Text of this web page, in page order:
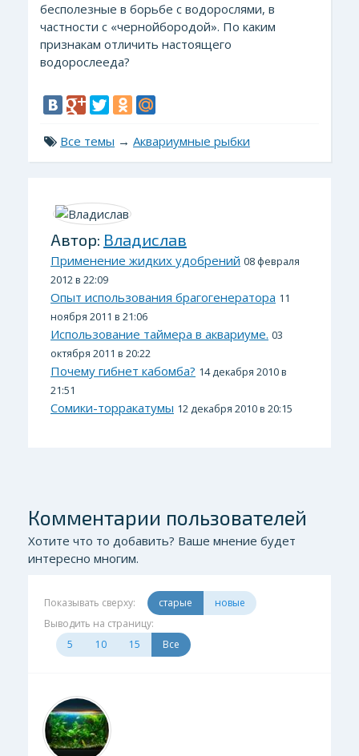
бесполезные в борьбе с водорослями, в
частности с «чернойбородой». По каким
признакам отличить настоящего
водорослееда?
Все темы → Аквариумные рыбки
Автор: Владислав
Применение жидких удобрений 08 февраля
2012 в 22:09
Опыт использования брагогенератора 11
ноября 2011 в 21:06
Использование таймера в аквариуме. 03
октября 2011 в 20:22
Почему гибнет кабомба? 14 декабря 2010 в
21:51
Сомики-торракатумы 12 декабря 2010 в 20:15
Комментарии пользователей
Хотите что то добавить? Ваше мнение будет
интересно многим.
Показывать сверху: старые
новые
Выводить на страницу:
5
10 15 Все